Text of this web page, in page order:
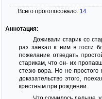
Всего проголосовало: 14
Аннотация:
Доживали старик со
раз заехал к ним в гости
пожелание отведать
старикам, что он- их
стезю вора. Но не простого
доказательство этого,
крестным при рождении.